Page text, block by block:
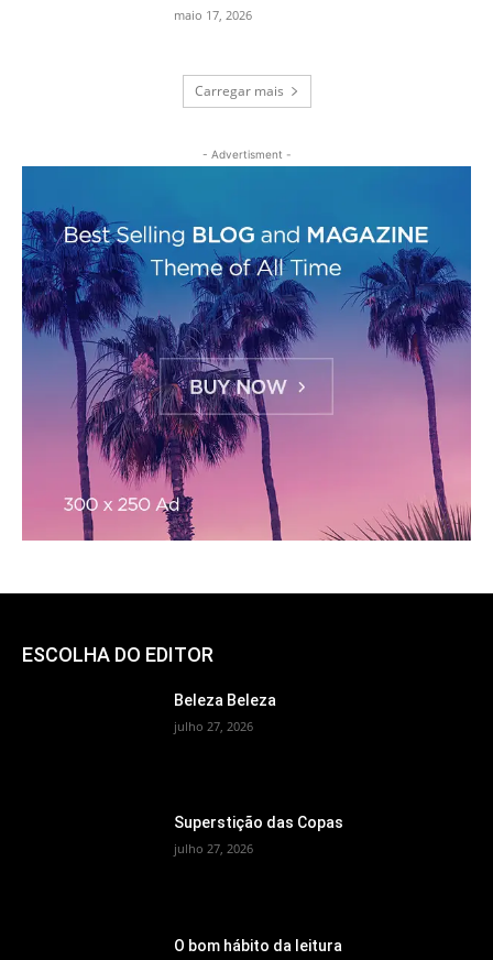
maio 17, 2026
Carregar mais
- Advertisment -
ESCOLHA DO EDITOR
Beleza Beleza
julho 27, 2026
Superstição das Copas
julho 27, 2026
O bom hábito da leitura